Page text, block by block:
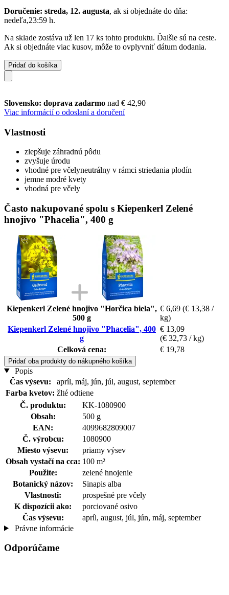
Doručenie: streda, 12. augusta, ak si objednáte do dňa:
nedeľa,23:59 h.
Na sklade zostáva už len 17 ks tohto produktu. Ďalšie sú na ceste.
Ak si objednáte viac kusov, môže to ovplyvniť dátum dodania.
Pridať do košíka
Slovensko: doprava zadarmo nad € 42,90
Viac informácií o odoslaní a doručení
Vlastnosti
zlepšuje záhradnú pôdu
zvyšuje úrodu
vhodné pre včelyneutrálny v rámci striedania plodín
jemne modré kvety
vhodná pre včely
Často nakupované spolu s Kiepenkerl Zelené
hnojivo "Phacelia", 400 g
Kiepenkerl Zelené hnojivo "Horčica biela",
500 g
€ 6,69 (€ 13,38 /
kg)
Kiepenkerl Zelené hnojivo "Phacelia", 400
g
€ 13,09
(€ 32,73 / kg)
Celková cena:
€ 19,78
Pridať oba produkty do nákupného košíka
Popis
Čas výsevu:
apríl, máj, jún, júl, august, september
Farba kvetov: žlté odtiene
Č. produktu:
KK-1080900
Obsah:
500 g
EAN:
4099682809007
Č. výrobcu:
1080900
Miesto výsevu:
priamy výsev
Obsah vystačí na cca: 100 m²
Použite:
zelené hnojenie
Botanický názov:
Sinapis alba
Vlastnosti:
prospešné pre včely
K dispozícii ako:
porciované osivo
Čas výsevu:
apríl, august, júl, jún, máj, september
Právne informácie
Odporúčame